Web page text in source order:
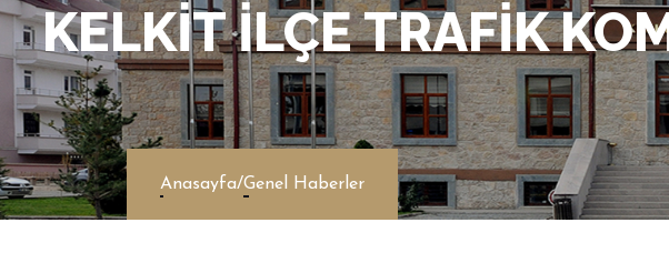
KELKIT İLÇE TRAFIK
Anasayfa/Genel Haberler